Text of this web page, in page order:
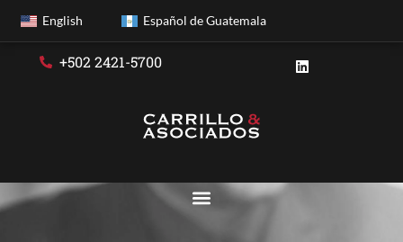
English Español de Guatemala
+502 2421-5700